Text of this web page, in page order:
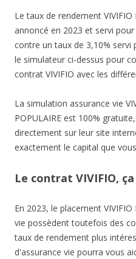
Le taux de rendement VIVIFIO
annoncé en 2023 et servi
contre un taux de 3,10% servi
le simulateur ci-dessus pour
contrat VIVIFIO avec les
La simulation assurance vie
POPULAIRE est 100%
directement sur leur site
exactement le capital que
Le contrat VIVIFIO,
En 2023, le placement VIVIFIO
vie possèdent toutefois des
taux de rendement plus
d'assurance vie pourra vous